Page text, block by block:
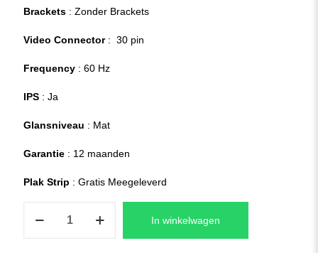
Brackets : Zonder Brackets
Video Connector: 30 pin
Frequency : 60 Hz
IPS : Ja
Glansniveau : Mat
Garantie : 12 maanden
Plak Strip : Gratis Meegeleverd
In winkelwagen